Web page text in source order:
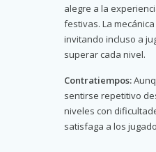
alegre a la
festivas. La
invitando incluso a
superar cada nivel.
Contratiempos:
sentirse repetitivo
niveles con
satisfaga a los